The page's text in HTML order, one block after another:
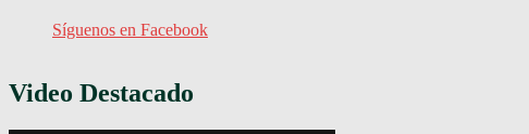
Síguenos en Facebook
Video Destacado